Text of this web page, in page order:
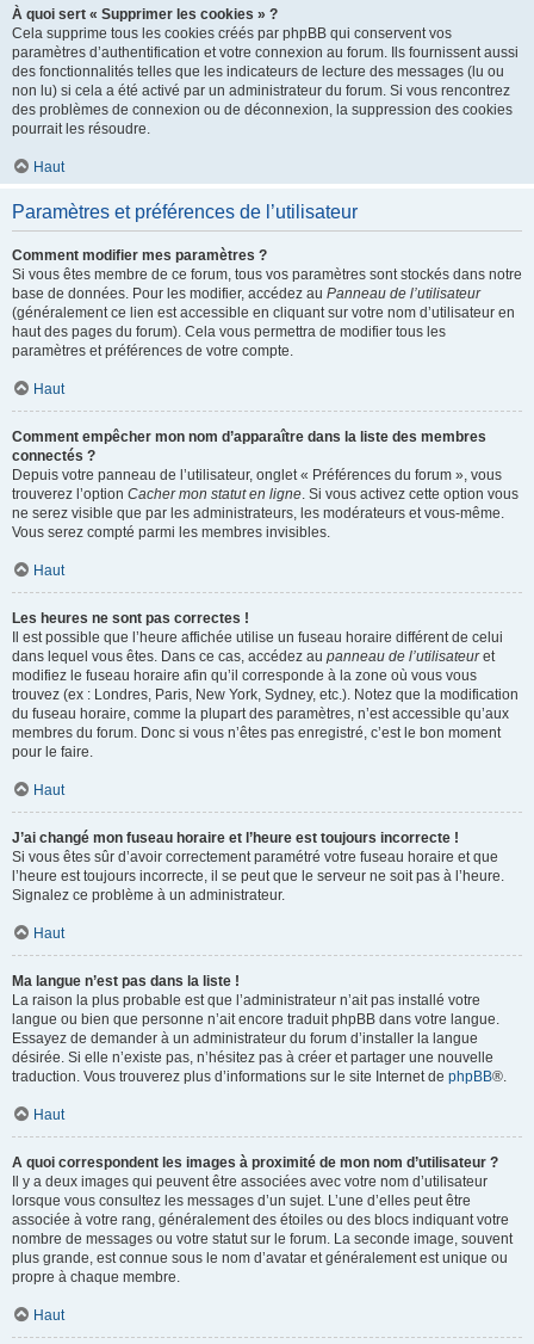
À quoi sert « Supprimer les cookies » ?
Cela supprime tous les cookies créés par phpBB qui conservent vos
paramètres d’authentification et votre connexion au forum. Ils fournissent aussi
des fonctionnalités telles que les indicateurs de lecture des messages (lu ou
non lu) si cela a été activé par un administrateur du forum. Si vous rencontrez
des problèmes de connexion ou de déconnexion, la suppression des cookies
pourrait les résoudre.
Haut
Paramètres et préférences de l’utilisateur
Comment modifier mes paramètres ?
Si vous êtes membre de ce forum, tous vos paramètres sont stockés dans notre
base de données. Pour les modifier, accédez au Panneau de l’utilisateur
(généralement ce lien est accessible en cliquant sur votre nom d’utilisateur en
haut des pages du forum). Cela vous permettra de modifier tous les
paramètres et préférences de votre compte.
Haut
Comment empêcher mon nom d’apparaître dans la liste des membres
connectés ?
Depuis votre panneau de l’utilisateur, onglet « Préférences du forum », vous
trouverez l’option Cacher mon statut en ligne. Si vous activez cette option vous
ne serez visible que par les administrateurs, les modérateurs et vous-même.
Vous serez compté parmi les membres invisibles.
Haut
Les heures ne sont pas correctes !
Il est possible que l’heure affichée utilise un fuseau horaire différent de celui
dans lequel vous êtes. Dans ce cas, accédez au panneau de l’utilisateuret
modifiez le fuseau horaire afin qu’il corresponde à la zone où vous vous
trouvez (ex : Londres, Paris, New York, Sydney, etc.). Notez que la modification
du fuseau horaire, comme la plupart des paramètres, n’est accessible qu’aux
membres du forum. Donc si vous n’êtes pas enregistré, c’est le bon moment
pour le faire.
Haut
J’ai changé mon fuseau horaire et l’heure est toujours incorrecte !
Si vous êtes sûr d’avoir correctement paramétré votre fuseau horaire et que
l’heure est toujours incorrecte, il se peut que le serveur ne soit pas à l’heure.
Signalez ce problème à un administrateur.
Haut
Ma langue n’est pas dans la liste !
La raison la plus probable est que l’administrateur n’ait pas installé votre
langue ou bien que personne n’ait encore traduit phpBB dans votre langue.
Essayez de demander à un administrateur du forum d’installer la langue
désirée. Si elle n’existe pas, n’hésitez pas à créer et partager une nouvelle
traduction. Vous trouverez plus d’informations sur le site Internet de phpBB®.
Haut
A quoi correspondent les images à proximité de mon nom d’utilisateur ?
Il y a deux images qui peuvent être associées avec votre nom d’utilisateur
lorsque vous consultez les messages d’un sujet. L’une d’elles peut être
associée à votre rang, généralement des étoiles ou des blocs indiquant votre
nombre de messages ou votre statut sur le forum. La seconde image, souvent
plus grande, est connue sous le nom d’avatar et généralement est unique ou
propre à chaque membre.
Haut